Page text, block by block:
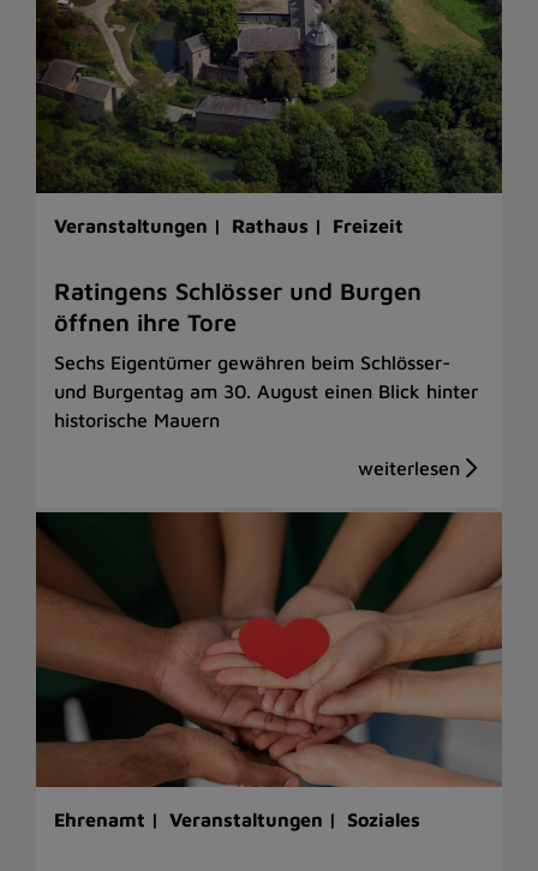
Veranstaltungen | Rathaus | Freizeit
Ratingens Schlösser und Burgen
öffnen ihre Tore
Sechs Eigentümer gewähren beim Schlösser-
und Burgentag am 30. August einen Blick hinter
historische Mauern
Ehrenamt | Veranstaltungen | Soziales